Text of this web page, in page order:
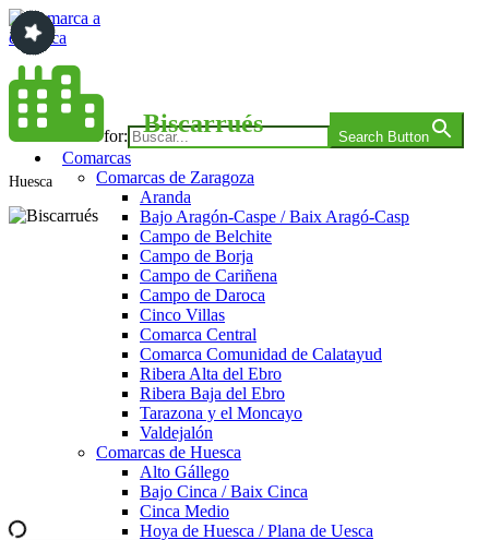
Saltar
al
contenido
Comarca a comarca
Search for: Search Button
Comarcas
Comarcas de Zaragoza
Aranda
Bajo Aragón-Caspe / Baix Aragó-Casp
Campo de Belchite
Campo de Borja
Campo de Cariñena
Campo de Daroca
Cinco Villas
Comarca Central
Comarca Comunidad de Calatayud
Ribera Alta del Ebro
Ribera Baja del Ebro
Tarazona y el Moncayo
Valdejalón
Comarcas de Huesca
Alto Gállego
Bajo Cinca / Baix Cinca
Cinca Medio
Hoya de Huesca / Plana de Uesca
Biscarrués
Huesca